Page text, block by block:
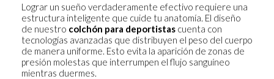
Lograr un sueño verdaderamente efectivo requiere una
estructura inteligente que cuide tu anatomía. El diseño
de nuestro colchón para deportistas cuenta con
tecnologías avanzadas que distribuyen el peso del cuerpo
de manera uniforme. Esto evita la aparición de zonas de
presión molestas que interrumpen el flujo sanguíneo
mientras duermes.